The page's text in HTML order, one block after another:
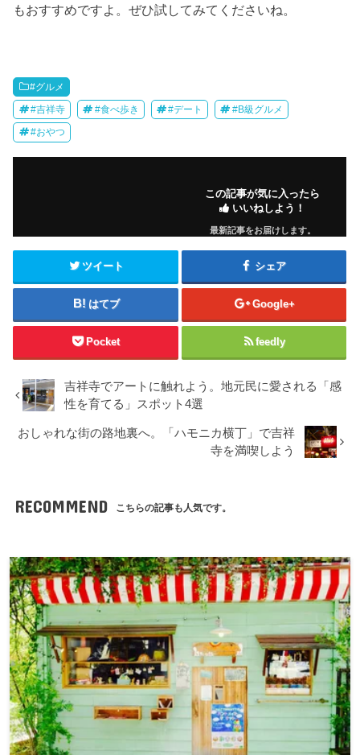
もおすすめですよ。ぜひ試してみてくださいね。
#グルメ
#吉祥寺 #食べ歩き #デート #B級グルメ
#おやつ
この記事が気に入ったら
いいねしよう！
最新記事をお届けします。
ツイート シェア
はてブ Google+
Pocket feedly
吉祥寺でアートに触れよう。地元民に愛される「感
性を育てる」スポット4選
おしゃれな街の路地裏へ。「ハモニカ横丁」で吉祥
寺を満喫しよう
RECOMMEND こちらの記事も人気です。